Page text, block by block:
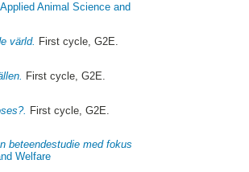
Animal Science and
värld. First cycle, G2E.
First cycle, G2E.
First cycle, G2E.
beteendestudie med fokus
Welfare